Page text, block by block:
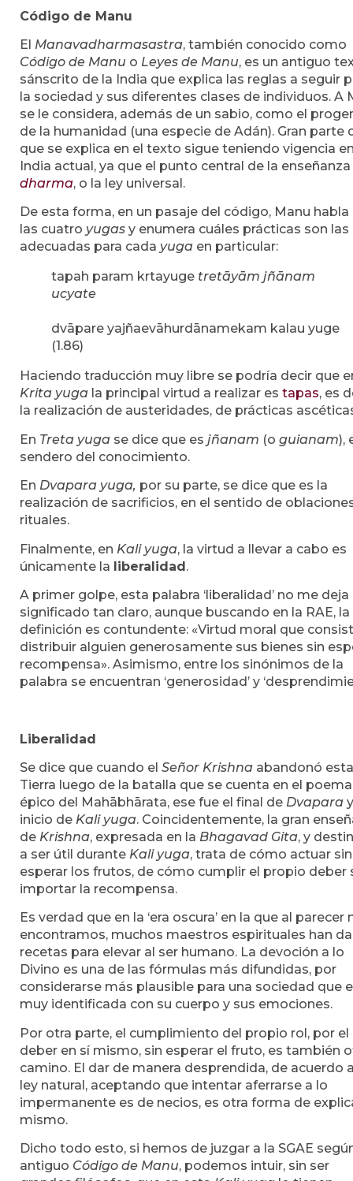
Código de Manu
El Manavadharmasastra, también conocido como
Código de Manu o Leyes de Manu, es un antiguo
sánscrito de la India que explica las reglas a seguir
la sociedad y sus diferentes clases de individuos. A
se le considera, además de un sabio, como el
de la humanidad (una especie de Adán). Gran parte
que se explica en el texto sigue teniendo vigencia
India actual, ya que el punto central de la enseñanza
dharma, o la ley universal.
De esta forma, en un pasaje del código, Manu habla
las cuatro yugas y enumera cuáles prácticas son las
adecuadas para cada yuga en particular:
tapah param krtayuge tretāyām jñānam
ucyate
dvāpare yajñaevāhurdānamekam kalau yuge
(1.86)
Haciendo traducción muy libre se podría decir que
Krita yuga la principal virtud a realizar es tapas, es
la realización de austeridades, de prácticas
En Treta yuga se dice que es jñanam (o guianam),
sendero del conocimiento.
En Dvapara yuga, por su parte, se dice que es la
realización de sacrificios, en el sentido de
rituales.
Finalmente, en Kali yuga, la virtud a llevar a cabo es
únicamente la liberalidad.
A primer golpe, esta palabra ‘liberalidad’ no me deja
significado tan claro, aunque buscando en la RAE, la
definición es contundente: «Virtud moral que
distribuir alguien generosamente sus bienes sin
recompensa». Asimismo, entre los sinónimos de la
palabra se encuentran ‘generosidad’ y
Liberalidad
Se dice que cuando el Señor Krishna abandonó esta
Tierra luego de la batalla que se cuenta en el poema
épico del Mahābhārata, ese fue el final de Dvapara
inicio de Kali yuga. Coincidentemente, la gran
de Krishna, expresada en la Bhagavad Gita, y
a ser útil durante Kali yuga, trata de cómo actuar sin
esperar los frutos, de cómo cumplir el propio deber
importar la recompensa.
Es verdad que en la ‘era oscura’ en la que al parecer
encontramos, muchos maestros espirituales han
recetas para elevar al ser humano. La devoción a lo
Divino es una de las fórmulas más difundidas, por
considerarse más plausible para una sociedad que
muy identificada con su cuerpo y sus emociones.
Por otra parte, el cumplimiento del propio rol, por el
deber en sí mismo, sin esperar el fruto, es también
camino. El dar de manera desprendida, de acuerdo
ley natural, aceptando que intentar aferrarse a lo
impermanente es de necios, es otra forma de
mismo.
Dicho todo esto, si hemos de juzgar a la SGAE
antiguo Código de Manu, podemos intuir, sin ser